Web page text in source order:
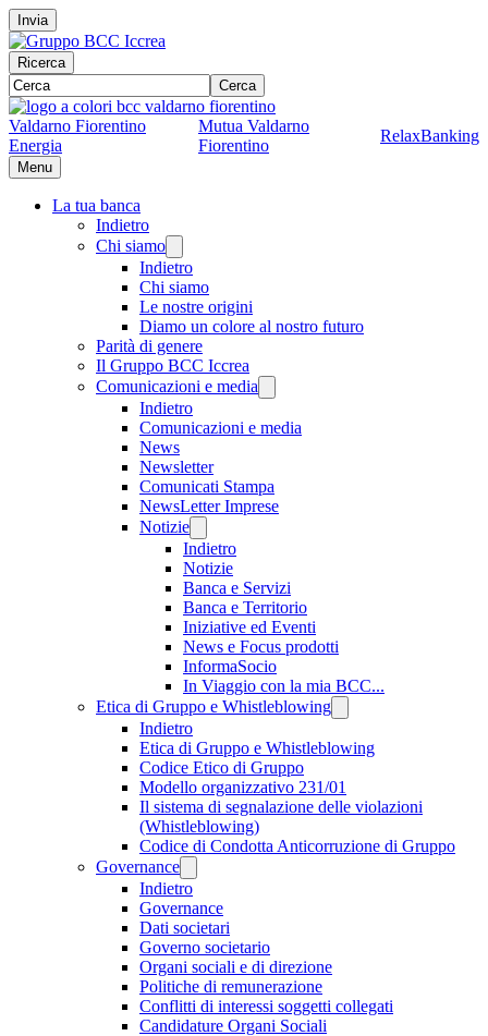
Invia
Ricerca
Cerca
Valdarno Fiorentino
Energia
Mutua Valdarno
Fiorentino
RelaxBanking
Menu
La tua banca
Indietro
Chi siamo
Indietro
Chi siamo
Le nostre origini
Diamo un colore al nostro futuro
Parità di genere
Il Gruppo BCC Iccrea
Comunicazioni e media
Indietro
Comunicazioni e media
News
Newsletter
Comunicati Stampa
NewsLetter Imprese
Notizie
Indietro
Notizie
Banca e Servizi
Banca e Territorio
Iniziative ed Eventi
News e Focus prodotti
InformaSocio
In Viaggio con la mia BCC...
Etica di Gruppo e Whistleblowing
Indietro
Etica di Gruppo e Whistleblowing
Codice Etico di Gruppo
Modello organizzativo 231/01
Il sistema di segnalazione delle violazioni
(Whistleblowing)
Codice di Condotta Anticorruzione di Gruppo
Governance
Indietro
Governance
Dati societari
Governo societario
Organi sociali e di direzione
Politiche di remunerazione
Conflitti di interessi soggetti collegati
Candidature Organi Sociali